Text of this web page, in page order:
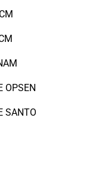
OPSEN
SANTO